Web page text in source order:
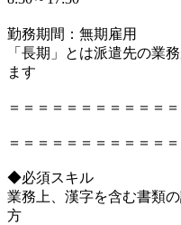
勤務期間：無期雇用
「長期」とは派遣先の業
ます
＝＝＝＝＝＝＝＝＝＝＝
＝＝＝＝＝＝＝＝＝＝＝
◆必須スキル
業務上、漢字を含む書類
方